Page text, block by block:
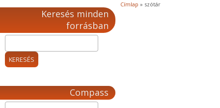
Keresés minden
forrásban
Compass
Jelenlegi hely
Címlap » szótár